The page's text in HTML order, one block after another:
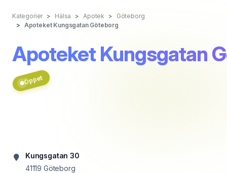
Kategorier Hälsa Apotek
Göteborg
Apoteket Kungsgatan Göteborg
Apoteket Kungsgatan
Öppet
Kungsgatan 30
41119 Göteborg